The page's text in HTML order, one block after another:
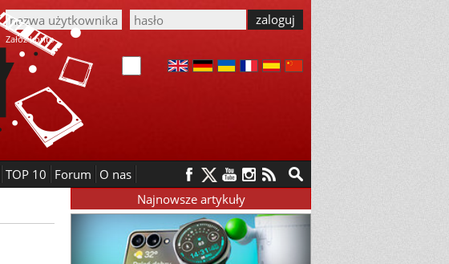
Załóż konto
TOP 10 Forum O nas
Najnowsze artykuły